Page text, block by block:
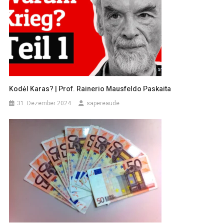
Kodėl Karas? | Prof. Rainerio Mausfeldo Paskaita
31. Dezember 2024 sapereaude